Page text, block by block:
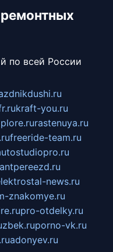
по всей России
kraft-you.ru
rastenuya.ru
freeride-team.ru
news.ru
znakomye.ru
pro-otdelky.ru
porno-vk.ru
adonyev.ru